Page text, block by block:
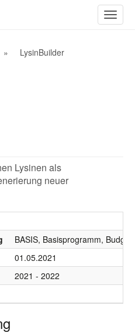
ein-/
LysinBuilder
Lysinen als
neuer
BASIS, Basisprogramm,
01.05.2021
2021 - 2022